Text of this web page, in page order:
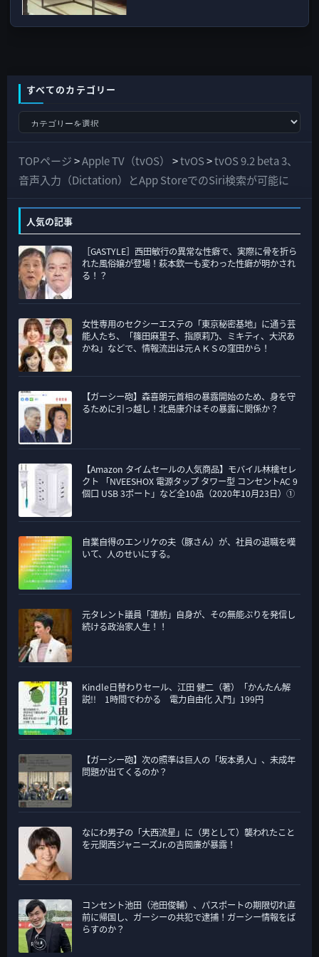
すべてのカテゴリー
て
の
ゴ
リ
ー
TOPページ>Apple TV（tvOS） >tvOS>tvOS 9.2 beta 3、
音声入力（Dictation）とApp StoreでのSiri検索が可能に
人気の記事
［GASTYLE］西田敏行の異常な性癖で、実際に骨を折ら
れた風俗嬢が登場！萩本欽一も変わった性癖が明かされ
る！？
女性専用のセクシーエステの「東京秘密基地」に通う芸
能人たち、「篠田麻里子、指原莉乃、ミキティ、大沢あ
かね」などで、情報流出は元ＡＫＳの窪田から！
【ガーシー砲】森喜朗元首相の暴露開始のため、身を守
るために引っ越し！北島康介はその暴露に関係か？
【Amazon タイムセールの人気商品】モバイル林檎セレ
クト 「NVEESHOX 電源タップ タワー型 コンセントAC 9
個口 USB 3ポート」など全10品（2020年10月23日）①
自業自得のエンリケの夫（豚さん）が、社員の退職を嘆
いて、人のせいにする。
元タレント議員「蓮舫」自身が、その無能ぶりを発信し
続ける政治家人生！！
Kindle日替わりセール、江田 健二（著）「かんたん解
説!! 1時間でわかる 電力自由化 入門」199円
【ガーシー砲】次の照準は巨人の「坂本勇人」、未成年
問題が出てくるのか？
なにわ男子の「大西流星」に（男として）襲われたこと
を元関西ジャニーズJr.の吉岡廉が暴露！
コンセント池田（池田俊輔）、パスポートの期限切れ直
前に帰国し、ガーシーの共犯で逮捕！ガーシー情報をば
らすのか？